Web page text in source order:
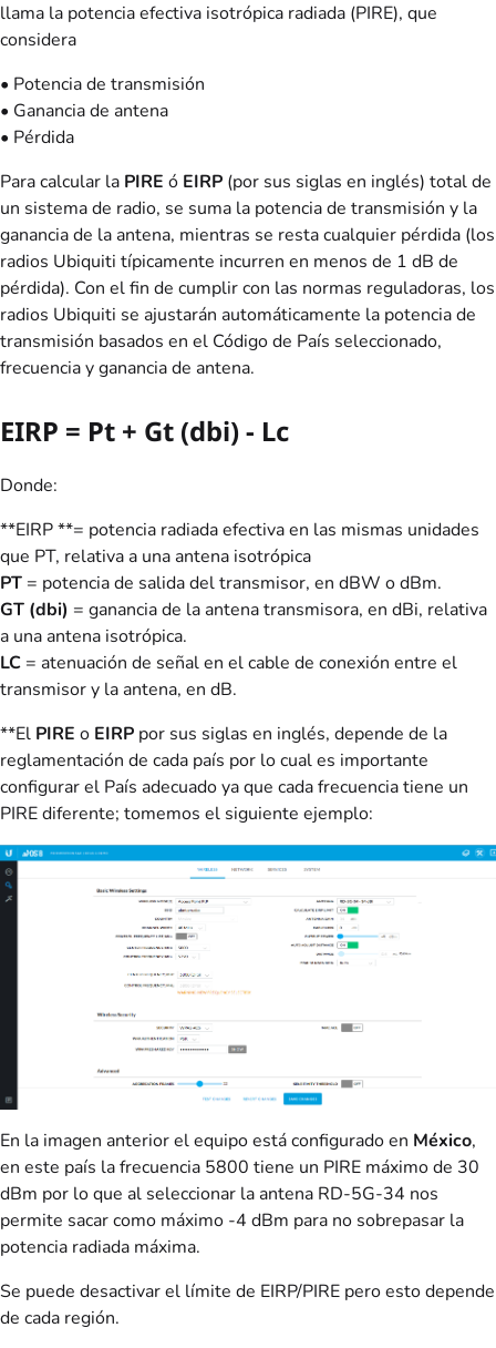
llama la potencia efectiva isotrópica radiada (PIRE), que
considera
• Potencia de transmisión
• Ganancia de antena
• Pérdida
Para calcular la PIRE ó EIRP (por sus siglas en inglés) total de
un sistema de radio, se suma la potencia de transmisión y la
ganancia de la antena, mientras se resta cualquier pérdida (los
radios Ubiquiti típicamente incurren en menos de 1 dB de
pérdida). Con el fin de cumplir con las normas reguladoras, los
radios Ubiquiti se ajustarán automáticamente la potencia de
transmisión basados en el Código de País seleccionado,
frecuencia y ganancia de antena.
EIRP = Pt + Gt (dbi) - Lc
Donde:
**EIRP **= potencia radiada efectiva en las mismas unidades
que PT, relativa a una antena isotrópica
PT = potencia de salida del transmisor, en dBW o dBm.
GT (dbi) = ganancia de la antena transmisora, en dBi, relativa
a una antena isotrópica.
LC = atenuación de señal en el cable de conexión entre el
transmisor y la antena, en dB.
**El PIRE o EIRP por sus siglas en inglés, depende de la
reglamentación de cada país por lo cual es importante
configurar el País adecuado ya que cada frecuencia tiene un
PIRE diferente; tomemos el siguiente ejemplo:
En la imagen anterior el equipo está configurado en México,
en este país la frecuencia 5800 tiene un PIRE máximo de 30
dBm por lo que al seleccionar la antena RD-5G-34 nos
permite sacar como máximo -4 dBm para no sobrepasar la
potencia radiada máxima.
Se puede desactivar el límite de EIRP/PIRE pero esto depende
de cada región.